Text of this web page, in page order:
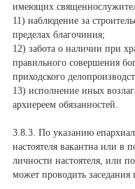
имеющих
11) наблюдение за
пределах благочиния;
12) забота о наличии при
правильного совершения
приходского
13) исполнение иных
архиереем обязанностей.
3.8.3. По указанию
настоятеля вакантна или в
личности настоятеля, или
может проводить заседания